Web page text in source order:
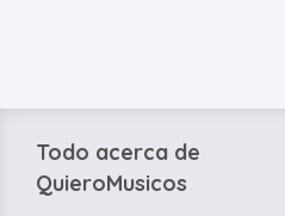
Todo acerca de
QuieroMusicos